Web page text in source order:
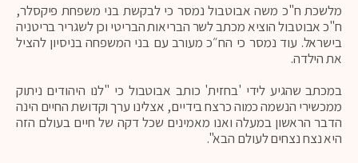
מלשכת ח"כ משה אבוטבול נמסר כי לבקשת בני משפחת פיקסלר,
ח"כ אבוטבול הוציא מכתב לשר הבריאות הבריטי וכן לשגריר בריטניה
בישראל. עוד נמסר כי הח״כ מעורב עם בני המשפחה בניסיון להציל
את הילדה.
במכתב שהגיע לידי 'בחזית' כותב אבוטבול כי "לנו היהודים ניתוק
ממכשירי הנשמה כמוה כרצח בידיים, אצלינו ערך וקדושת החיים הינה
הדבר הראשון במעלה ואנו מאמינים שכל דקה של חיים בעולם הזה
היא נצח נצחים לעולם הבא".